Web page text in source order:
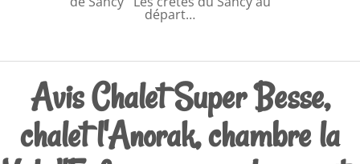
départ…
Avis Chalet Super Besse,
chalet l'Anorak, chambre la